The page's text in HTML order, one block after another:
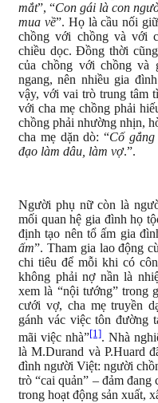
mắt”, “Con gái là con
mua về”. Họ là cầu nối
chồng với chồng và với
chiều dọc. Đồng thời
của chồng với chồng và
ngang, nên nhiều gia
vậy, với vai trò trung tâm
với cha mẹ chồng phải
chồng phải nhường nhịn,
cha mẹ dặn dò: “Cố
đạo làm dâu, làm vợ.”.
Người phụ nữ còn là
mối quan hệ gia đình họ
định tạo nên tổ ấm gia
ấm”. Tham gia lao động
chi tiêu để mỗi khi có
không phải nợ nần là
xem là “nội tướng” trong
cưới vợ, cha mẹ truyền
gánh vác việc tôn đường
mãi việc nhà”[1]. Nhà
là M.Durand và P.Huard
đình người Việt: người
trò “cai quản” – đảm
trong hoạt động sản xuất,